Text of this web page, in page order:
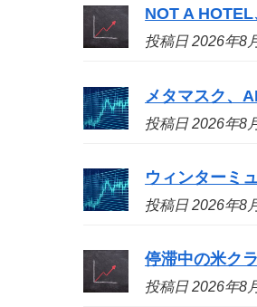
NOT A
投稿日 2026年8
メタマスク、
投稿日 2026年8
ウィンターミ
投稿日 2026年8
停滞中の米ク
投稿日 2026年8